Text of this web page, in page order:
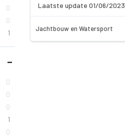
0
0
1
0
0
0
1
0
Laatste update 01/06/2023
Jachtbouw en Watersport